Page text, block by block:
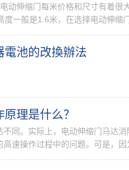
动伸缩门每米价格和尺寸有着很
一般是1.6米，在选择电动伸缩
電池的改換辦法
理是什么？
同。实际上，电动伸缩门马达
速操作过程中的问题。可是，